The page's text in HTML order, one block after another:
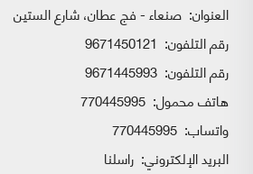
العنوان: صنعاء - فج عطان، شارع الستين
رقم التلفون: 9671450121
رقم التلفون: 9671445993
هاتف محمول: 770445995
واتساب:
البريد الإلكتروني: راسلنا